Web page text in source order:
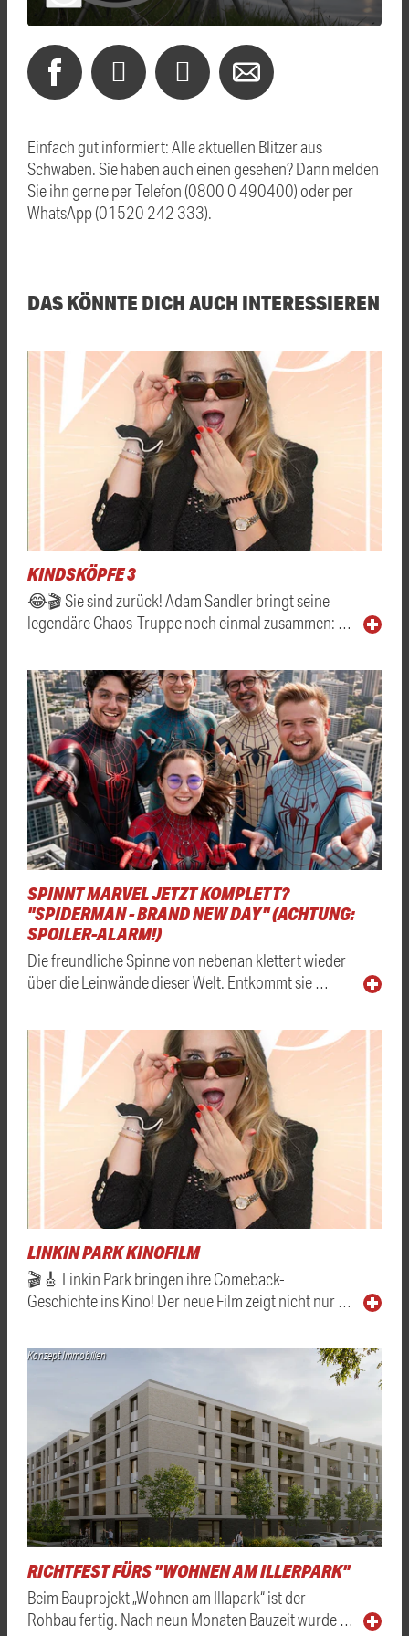
Einfach gut informiert: Alle aktuellen Blitzer aus
Schwaben. Sie haben auch einen gesehen? Dann melden
Sie ihn gerne per Telefon (0800 0 490400) oder per
WhatsApp (01520 242 333).
DAS KÖNNTE DICH AUCH INTERESSIEREN
KINDSKÖPFE 3
😂🎬 Sie sind zurück! Adam Sandler bringt seine
legendäre Chaos-Truppe noch einmal zusammen: …
SPINNT MARVEL JETZT KOMPLETT?
"SPIDERMAN - BRAND NEW DAY" (ACHTUNG:
SPOILER-ALARM!)
Die freundliche Spinne von nebenan klettert wieder
über die Leinwände dieser Welt. Entkommt sie …
LINKIN PARK KINOFILM
🎬🎸 Linkin Park bringen ihre Comeback-
Geschichte ins Kino! Der neue Film zeigt nicht nur …
Konzept Immobilien
RICHTFEST FÜRS "WOHNEN AM ILLERPARK"
Beim Bauprojekt „Wohnen am Illapark“ ist der
Rohbau fertig. Nach neun Monaten Bauzeit wurde …